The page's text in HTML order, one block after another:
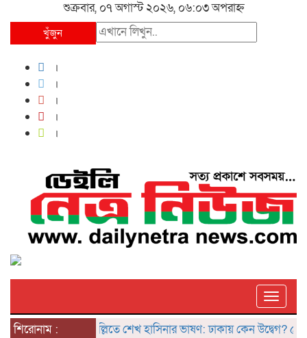
শুক্রবার, ০৭ অগাস্ট ২০২৬, ০৬:০৩ অপরাহ্ন
খুঁজুন
শিরোনাম :দিল্লিতে শেখ হাসিনার ভাষণ: ঢাকায় কেন উদ্বেগ? ৫